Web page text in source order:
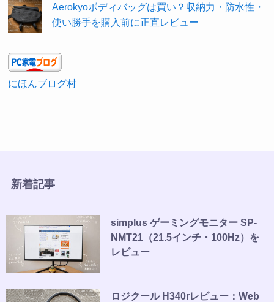
Aerokyoボディバッグは買い？収納力・防水性・
使い勝手を購入前に正直レビュー
にほんブログ村
新着記事
simplus ゲーミングモニター SP-
NMT21（21.5インチ・100Hz）を
レビュー
ロジクール H340rレビュー：Web